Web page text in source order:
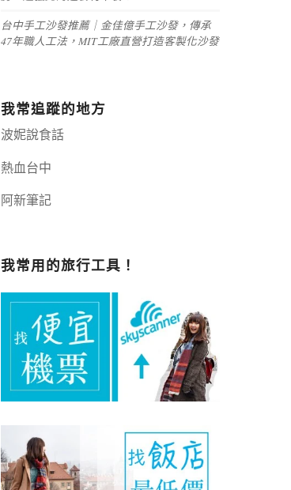
台中手工沙發推薦｜金佳億手工沙發，傳承
47年職人工法，MIT工廠直營打造客製化沙發
我常追蹤的地方
波妮說食話
熱血台中
阿新筆記嘉義+1 | 嘉義加一
我常用的旅行工具！